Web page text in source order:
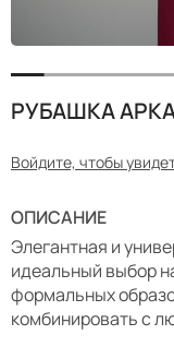
РУБАШКА
Войдите, чтобы
ОПИСАНИЕ
Элегантная и
идеальный выбор
формальных
комбинировать с